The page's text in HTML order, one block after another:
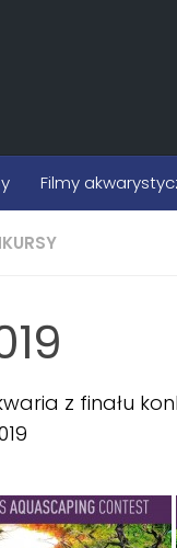
Filmy
z finału